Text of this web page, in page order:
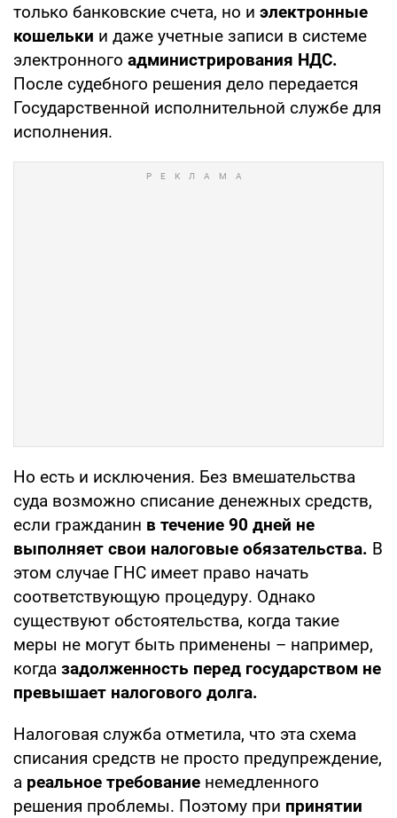
только банковские счета, но и электронные
кошельки и даже учетные записи в системе
электронного администрирования НДС.
После судебного решения дело передается
Государственной исполнительной службе для
исполнения.
Но есть и исключения. Без вмешательства
суда возможно списание денежных средств,
если гражданин в течение 90 дней не
выполняет свои налоговые обязательства. В
этом случае ГНС имеет право начать
соответствующую процедуру. Однако
существуют обстоятельства, когда такие
меры не могут быть применены – например,
когда задолженность перед государством не
превышает налогового долга.
Налоговая служба отметила, что эта схема
списания средств не просто предупреждение,
а реальное требование немедленного
решения проблемы. Поэтому при принятии